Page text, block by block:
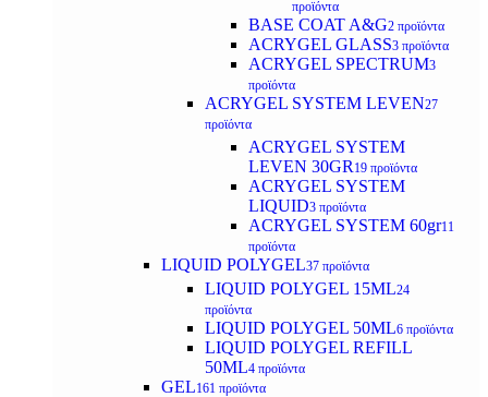
προϊόντα
BASE COAT A&G2 προϊόντα
ACRYGEL GLASS3 προϊόντα
ACRYGEL SPECTRUM3
προϊόντα
ACRYGEL SYSTEM LEVEN27
προϊόντα
ACRYGEL SYSTEM
LEVEN 30GR 19 προϊόντα
ACRYGEL SYSTEM
LIQUID3 προϊόντα
ACRYGEL SYSTEM 60gr11
προϊόντα
LIQUID POLYGEL37 προϊόντα
LIQUID POLYGEL 15ML24
προϊόντα
LIQUID POLYGEL 50ML6 προϊόντα
LIQUID POLYGEL REFILL
50ML4 προϊόντα
GEL161 προϊόντα